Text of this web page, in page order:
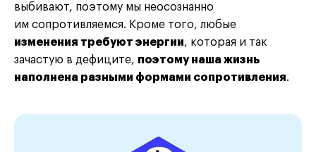
выбивают, поэтому мы неосознанно
им сопротивляемся. Кроме того, любые
изменения требуют энергии, которая и так
зачастую в дефиците, поэтому наша жизнь
наполнена разными формами сопротивления.